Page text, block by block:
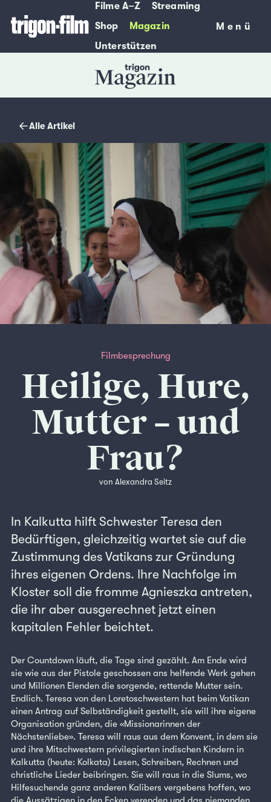
Filme A–Z
Streaming
Shop
Magazin
Unterstützen
Menü
Menü
Magazin
Alle Artikel
Filmbesprechung
Heilige, Hure,
Mutter – und
Frau?
von Alexandra Seitz
In Kalkutta hilft Schwester Teresa den
Bedürftigen, gleichzeitig wartet sie auf die
Zustimmung des Vatikans zur Gründung
ihres eigenen Ordens. Ihre Nachfolge im
Kloster soll die fromme Agnieszka antreten,
die ihr aber ausgerechnet jetzt einen
kapitalen Fehler beichtet.
Der Countdown läuft, die Tage sind gezählt. Am Ende wird
sie wie aus der Pistole geschossen ans helfende Werk gehen
und Millionen Elenden die sorgende, rettende Mutter sein.
Endlich. Teresa von den Loretoschwestern hat beim Vatikan
einen Antrag auf Selbständigkeit gestellt, sie will ihre eigene
Organisation gründen, die «Missionarinnen der
Nächstenliebe». Teresa will raus aus dem Konvent, in dem sie
und ihre Mitschwestern privilegierten indischen Kindern in
Kalkutta (heute: Kolkata) Lesen, Schreiben, Rechnen und
christliche Lieder beibringen. Sie will raus in die Slums, wo
Hilfesuchende ganz anderen Kalibers vergebens hoffen, wo